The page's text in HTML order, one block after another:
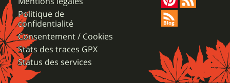
Politique de
confidentialité
Consentement / Cookies
Stats des traces GPX
Status des services